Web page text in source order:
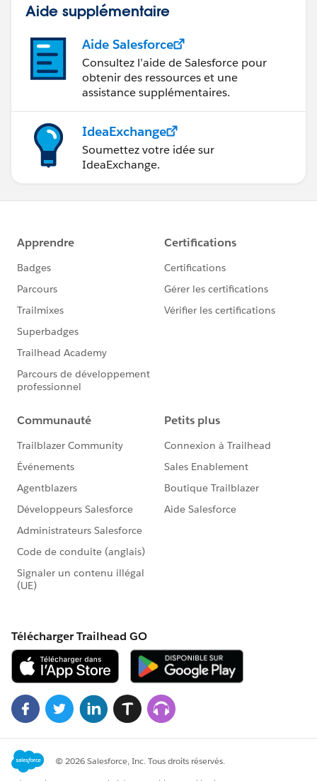
Aide supplémentaire
Aide Salesforce
Consultez l’aide de Salesforce pour
obtenir des ressources et une
assistance supplémentaires.
IdeaExchange
Soumettez votre idée sur
IdeaExchange.